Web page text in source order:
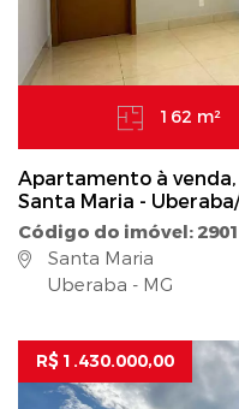
162 m²
Apartamento à
Santa Maria -
Código do imóvel: 2901
Santa Maria
Uberaba - MG
R$ 1.430.000,00